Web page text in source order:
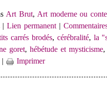
Art Brut, Art moderne ou
|Lien permanent|
carrés brodés, cérébralité, la
goret, hébétude et mysticisme
| Imprimer